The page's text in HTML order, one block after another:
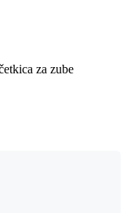
za zube